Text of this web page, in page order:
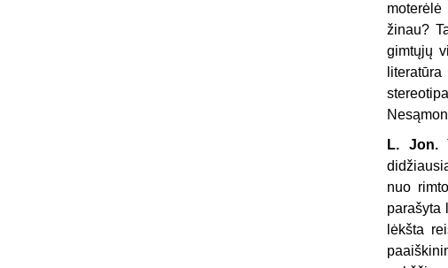
žinau?
gimtųjų
L. Jon.
nuo
parašyta
lėkšta